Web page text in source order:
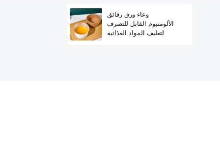
وعاء ورق رقائق
الألومنيوم القابل للتصرف
لتغليف المواد الغذائية